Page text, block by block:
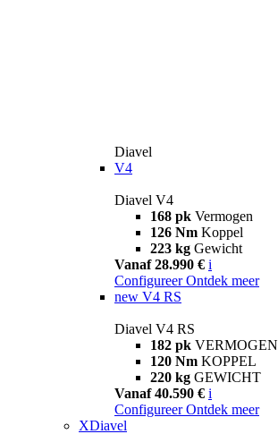
Diavel
V4
Diavel V4
168 pk Vermogen
126 Nm Koppel
223 kg Gewicht
Vanaf 28.990 € i
Configureer Ontdek meer
new V4 RS
Diavel V4 RS
182 pk VERMOGEN
120 Nm KOPPEL
220 kg GEWICHT
Vanaf 40.590 € i
Configureer Ontdek meer
XDiavel